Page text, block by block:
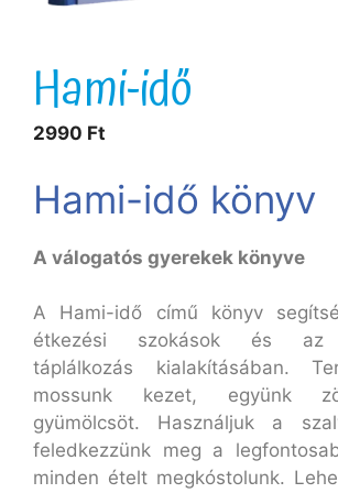
Hami-idő
2990 Ft
Hami-idő könyv
A válogatós gyerekek könyve
A Hami-idő című könyv
étkezési szokások és az
táplálkozás kialakításában.
mossunk kezet, együnk
gyümölcsöt. Használjuk a
feledkezzünk meg a
minden ételt megkóstolunk.